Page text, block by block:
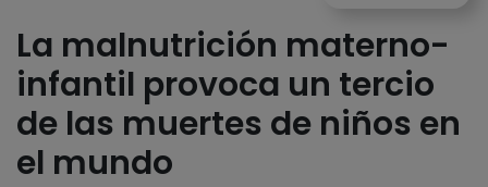
La malnutrición materno-
infantil provoca un tercio
de las muertes de niños en
el mundo